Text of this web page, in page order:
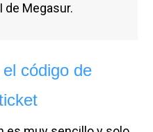
de Megasur.
código de